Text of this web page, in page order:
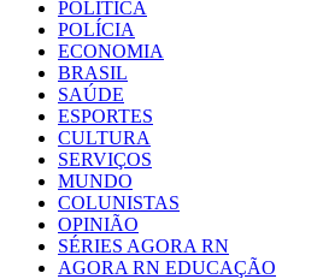
POLÍTICA
POLÍCIA
ECONOMIA
BRASIL
SAÚDE
ESPORTES
CULTURA
SERVIÇOS
MUNDO
COLUNISTAS
OPINIÃO
SÉRIES AGORA RN
AGORA RN EDUCAÇÃO